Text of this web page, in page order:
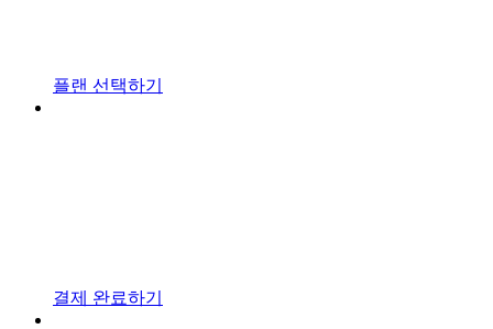
플랜 선택하기
결제 완료하기